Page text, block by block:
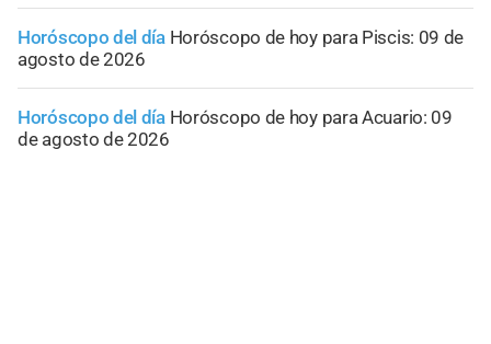
Horóscopo del día Horóscopo de hoy para Piscis: 09 de
agosto de 2026
Horóscopo del día Horóscopo de hoy para Acuario: 09
de agosto de 2026